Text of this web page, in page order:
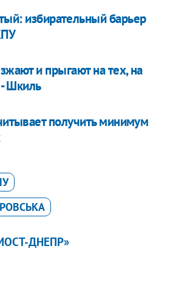
избирательный барьер
и прыгают на тех, на
Шкиль
получить минимум
ДНЕПР»